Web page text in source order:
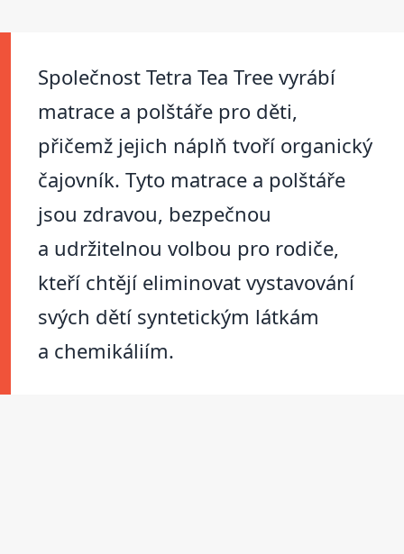
Společnost Tetra Tea Tree vyrábí
matrace a polštáře pro děti,
přičemž jejich náplň tvoří organický
čajovník. Tyto matrace a polštáře
jsou zdravou, bezpečnou
a udržitelnou volbou pro rodiče,
kteří chtějí eliminovat vystavování
svých dětí syntetickým látkám
a chemikáliím.